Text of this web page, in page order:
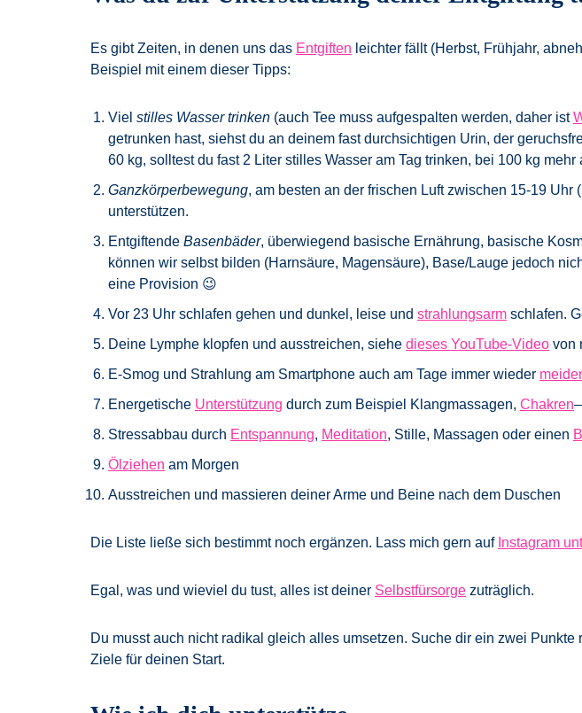
Es gibt Zeiten, in denen uns das Entgiften leichter fällt (Herbst, Frühjahr,
Beispiel mit einem dieser Tipps:
Viel stilles Wasser trinken (auch Tee muss aufgespalten werden, daher ist
getrunken hast, siehst du an deinem fast durchsichtigen Urin, der
60 kg, solltest du fast 2 Liter stilles Wasser am Tag trinken, bei 100 kg mehr
Ganzkörperbewegung, am besten an der frischen Luft zwischen 15-19
unterstützen.
Entgiftende Basenbäder, überwiegend basische Ernährung, basische
können wir selbst bilden (Harnsäure, Magensäure), Base/Lauge jedoch
eine Provision 😉
Vor 23 Uhr schlafen gehen und dunkel, leise und strahlungsarm schlafen.
Deine Lymphe klopfen und ausstreichen, siehe dieses YouTube-Video von
E-Smog und Strahlung am Smartphone auch am Tage immer wieder
Energetische Unterstützung durch zum Beispiel Klangmassagen, Chakren–
Stressabbau durch Entspannung, Meditation, Stille, Massagen oder einen
Ölziehen am Morgen
Ausstreichen und massieren deiner Arme und Beine nach dem Duschen
Die Liste ließe sich bestimmt noch ergänzen. Lass mich gern auf Instagram
Egal, was und wieviel du tust, alles ist deiner Selbstfürsorge zuträglich.
Du musst auch nicht radikal gleich alles umsetzen. Suche dir ein zwei
Ziele für deinen Start.